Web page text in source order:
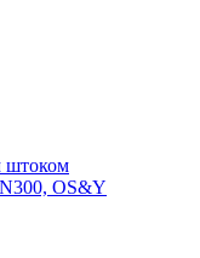
штоком
OS&Y